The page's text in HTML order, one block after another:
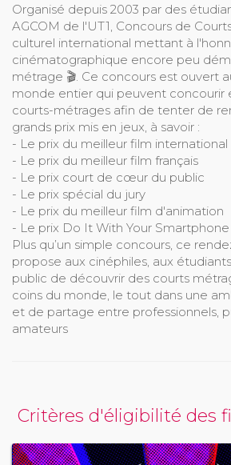
Organisé depuis 2003 par des
AGCOM de l'UT1, Concours de
culturel international mettant à
cinématographique encore peu
métrage 🎬. Ce concours est ouvert
monde entier qui peuvent concourir
courts-métrages afin de tenter de
grands prix mis en jeux, à savoir :
- Le prix du meilleur film international
- Le prix du meilleur film français
- Le prix court de cœur du public
- Le prix spécial du jury
- Le prix du meilleur film d'animation
- Le prix Do It With Your Smartphone
Plus qu’un simple concours, ce
propose aux cinéphiles, aux
public de découvrir des courts
coins du monde, le tout dans une
et de partage entre professionnels,
amateurs
Critères d'éligibilité des